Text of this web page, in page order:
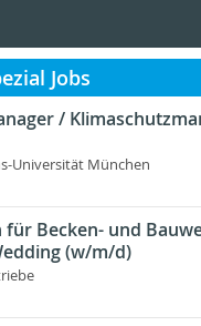
Jobs
/
Universität München
für Becken- und
(w/m/d)